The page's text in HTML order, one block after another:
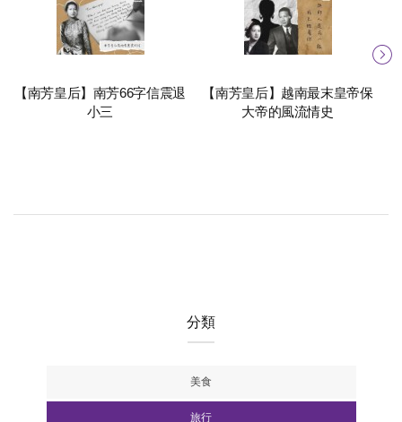
【南芳皇后】南芳66字信震退
小三
【南芳皇后】越南最末皇帝保
大帝的風流情史